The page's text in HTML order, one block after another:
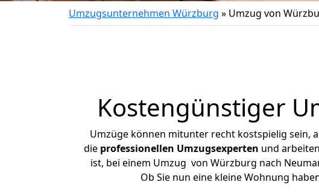
Umzugsunternehmen Würzburg » Umzug von
Kostengünstiger
Umzüge können mitunter recht kostspielig sein,
die professionellen Umzugsexperten und
ist, bei einem Umzug von Würzburg nach
Ob Sie nun eine kleine Wohnung